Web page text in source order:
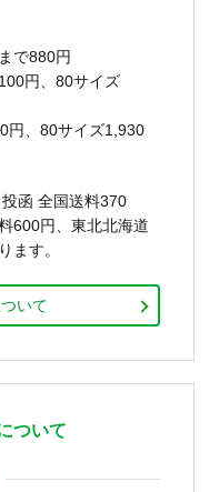
で880円
円、80サイズ
円、80サイズ1,930
函 全国送料370
600円、東北北海道
ます。
いて
ついて